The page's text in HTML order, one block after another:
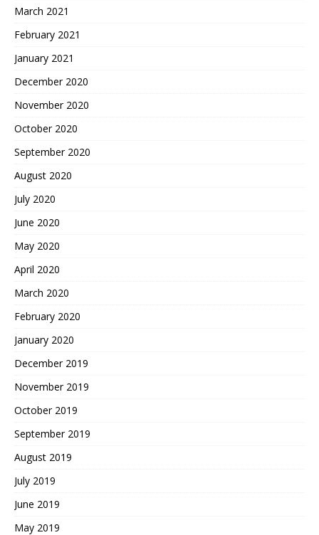
March 2021
February 2021
January 2021
December 2020
November 2020
October 2020
September 2020
August 2020
July 2020
June 2020
May 2020
April 2020
March 2020
February 2020
January 2020
December 2019
November 2019
October 2019
September 2019
August 2019
July 2019
June 2019
May 2019